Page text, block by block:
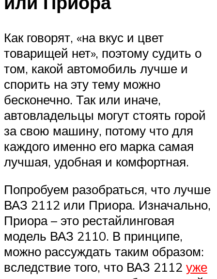
Как говорят, «на вкус и цвет
товарищей нет», поэтому судить о
том, какой автомобиль лучше и
спорить на эту тему можно
бесконечно. Так или иначе,
автовладельцы могут стоять горой
за свою машину, потому что для
каждого именно его марка самая
лучшая, удобная и комфортная.
Попробуем разобраться, что лучше
ВАЗ 2112 или Приора. Изначально,
Приора – это рестайлинговая
модель ВАЗ 2110. В принципе,
можно рассуждать таким образом:
вследствие того, что ВАЗ 2112 уже